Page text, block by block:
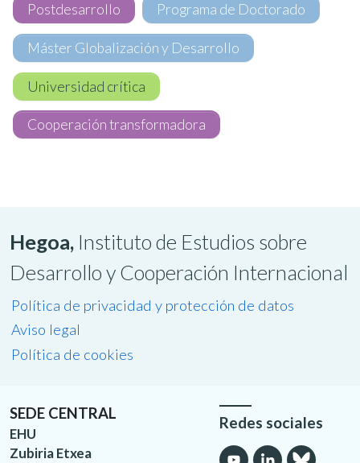
Postdesarrollo Programa de Doctorado
Máster Globalización y Desarrollo
Universidad crítica
Cooperación transformadora
Hegoa, Instituto de Estudios sobre
Desarrollo y Cooperación Internacional
Política de privacidad y protección de datos
Aviso legal
Política de cookies
SEDE CENTRAL
EHU
Zubiria Etxea
Redes sociales